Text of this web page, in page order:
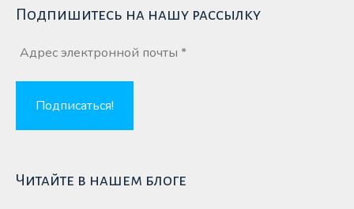
Подпишитесь на нашу рассылку
Читайте в нашем блоге